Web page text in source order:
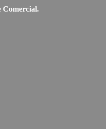
Comercial.